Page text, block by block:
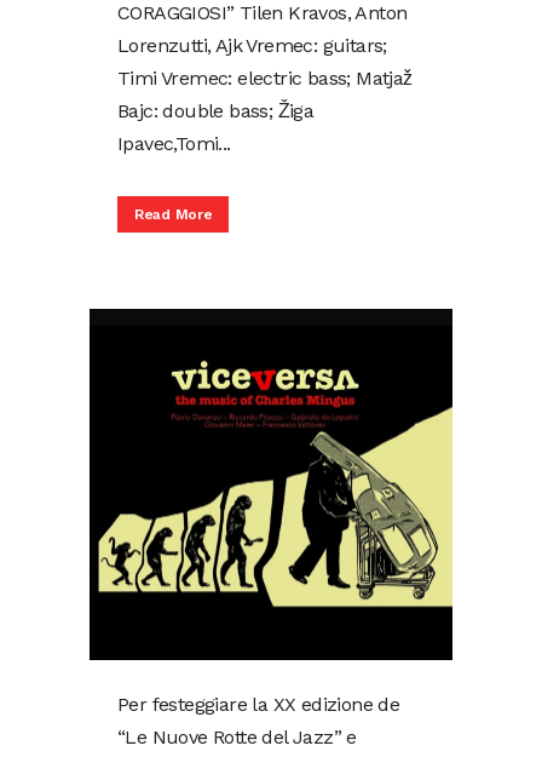
CORAGGIOSI” Tilen Kravos, Anton
Lorenzutti, Ajk Vremec: guitars;
Timi Vremec: electric bass; Matjaž
Bajc: double bass; Žiga
Ipavec,Tomi...
Read More
Per festeggiare la XX edizione de
“Le Nuove Rotte del Jazz” e